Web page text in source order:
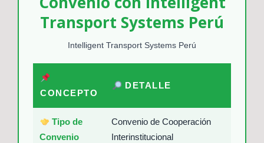
Transport Systems Perú
Intelligent Transport Systems Perú
CONCEPTO
DETALLE
Tipo de
Convenio
Convenio de Cooperación
Interinstitucional